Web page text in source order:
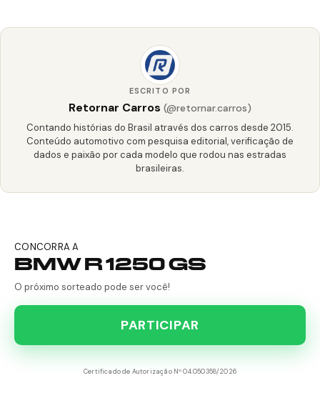
ESCRITO POR
Retornar Carros (@retornar.carros)
Contando histórias do Brasil através dos carros desde 2015.
Conteúdo automotivo com pesquisa editorial, verificação de
dados e paixão por cada modelo que rodou nas estradas
brasileiras.
CONCORRA A
BMW R 1250 GS
O próximo sorteado pode ser você!
PARTICIPAR
Certificado de Autorização Nº 04.050358/2026